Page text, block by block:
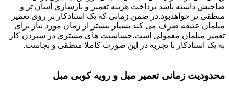
صاحبش داشته باشد پرداخت هزینه تعمیر و بازسازی آسان تر و
منطقی تر خواهدبود.در ضمن زمانی که یک استادکار بر روی تعمیر
مبلمان عتیقه صرف می کند بسیار بیشتر از زمان مورد نیاز برای
تعمیر مبلمان معمولی است.حساسیت های مشتری در سپردن کار
به یک استادکار با تجربه در این صورت کاملا منطقی و بجاست.
محدودیت زمانی تعمیر مبل و رویه کوبی مبل